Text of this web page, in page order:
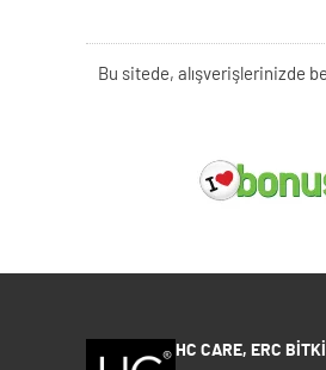
Bu sitede, alışverişlerinizde
HC CARE, ERC